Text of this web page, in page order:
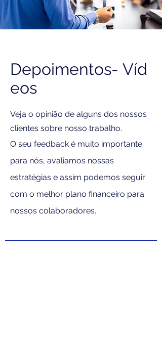
Depoimentos- Víd
eos
Veja o opinião de alguns dos nossos
clientes sobre nosso trabalho.
O seu feedback é muito importante
para nós, avaliamos nossas
estratégias e assim podemos seguir
com o melhor plano financeiro para
nossos colaboradores.